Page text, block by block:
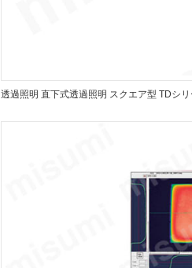
透過照明 直下式透過照明 スクエア型 TDシ